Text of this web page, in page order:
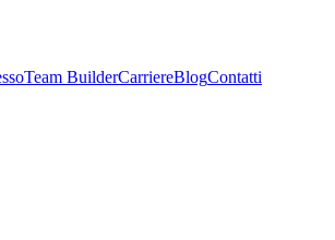
Team BuilderCarriereBlogContatti